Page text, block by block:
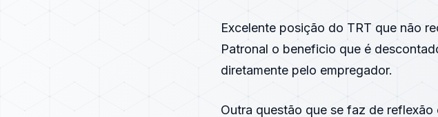
Excelente posição do TRT que não
Patronal o beneficio que é
diretamente pelo empregador.
Outra questão que se faz de